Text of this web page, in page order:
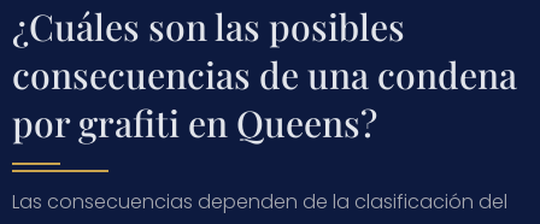
¿Cuáles son las posibles
consecuencias de una condena
por grafiti en Queens?
Las consecuencias dependen de la clasificación del